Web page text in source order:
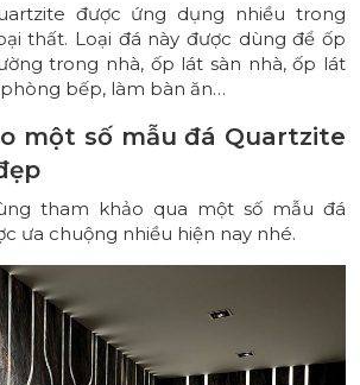
được ứng dụng nhiều trong
thất. Loại đá này được dùng để ốp
trong nhà, ốp lát sàn nhà, ốp lát
bếp, làm bàn ăn…
một số mẫu đá Quartzite
tham khảo qua một số mẫu đá
ưa chuộng nhiều hiện nay nhé.